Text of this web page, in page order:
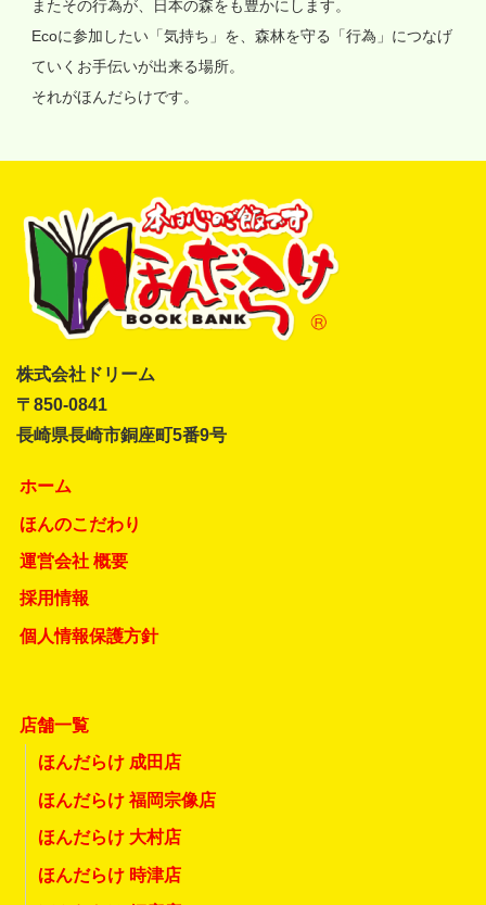
またその行為が、日本の森をも豊かにします。
Ecoに参加したい「気持ち」を、森林を守る「行為」につなげ
ていくお手伝いが出来る場所。
それがほんだらけです。
株式会社ドリーム
〒850-0841
長崎県長崎市銅座町5番9号
ホーム
ほんのこだわり
運営会社 概要
採用情報
個人情報保護方針
店舗一覧
ほんだらけ 成田店
ほんだらけ 福岡宗像店
ほんだらけ 大村店
ほんだらけ 時津店